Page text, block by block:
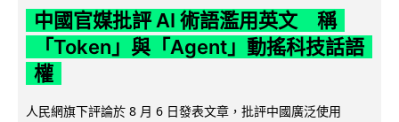
中國官媒批評 AI 術語濫用英文 稱
「Token」與「Agent」動搖科技話語
權
人民網旗下評論於 8 月 6 日發表文章，批評中國廣泛使用